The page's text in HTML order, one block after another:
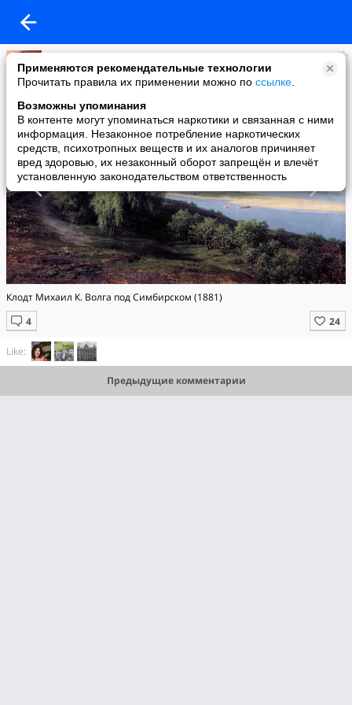
Применяются рекомендательные технологии
Прочитать правила их применении можно по ссылке
Возможны упоминания
В контенте могут упоминаться наркотики и связанная с ними
информация. Незаконное потребление наркотических
средств, психотропных веществ и их аналогов причиняет
вред здоровью, их незаконный оборот запрещён и влечёт
установленную законодательством ответственность
ƗҨƥϰϰ
added a photo
06 Jul в 20:56
Клодт Михаил К. Волга под Симбирском (1881)
Like:
Предыдущие комментарии